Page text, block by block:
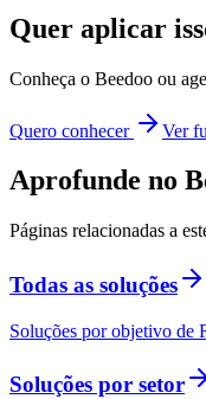
Quer aplicar
Conheça o Beedoo ou
Quero conhecer Ver
Aprofunde no
Páginas relacionadas a
Todas as soluções
Soluções por objetivo de
Soluções por setor